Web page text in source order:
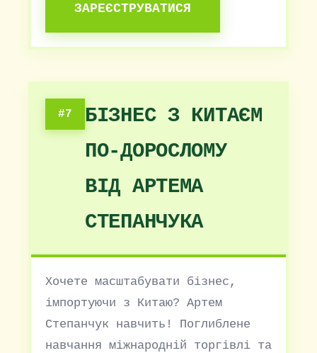
ЗАРЕЄСТРУВАТИСЯ
#7
БІЗНЕС З КИТАЄМ
ПО-ДОРОСЛОМУ
ВІД АРТЕМА
СТЕПАНЧУКА
Хочете масштабувати бізнес,
імпортуючи з Китаю? Артем
Степанчук навчить! Поглиблене
навчання міжнародній торгівлі та